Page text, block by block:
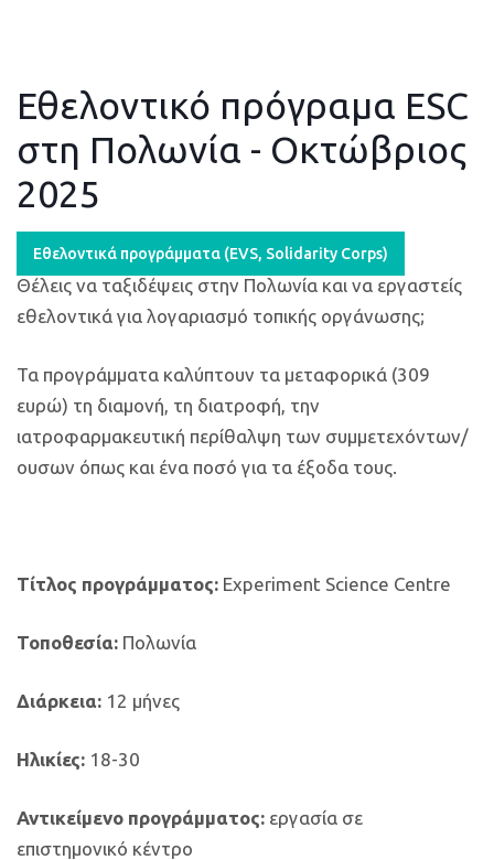
Εθελοντικό πρόγραμα ESC
στη Πολωνία - Οκτώβριος
2025
Εθελοντικά προγράμματα (ΕVS, Solidarity Corps)
Θέλεις να ταξιδέψεις στην Πολωνία και να εργαστείς
εθελοντικά για λογαριασμό τοπικής οργάνωσης;
Τα προγράμματα καλύπτουν τα μεταφορικά (309
ευρώ) τη διαμονή, τη διατροφή, την
ιατροφαρμακευτική περίθαλψη των συμμετεχόντων/
ουσων όπως και ένα ποσό για τα έξοδα τους.
Τίτλος προγράμματος: Experiment Science Centre
Τοποθεσία: Πολωνία
Διάρκεια: 12 μήνες
Ηλικίες: 18-30
Αντικείμενο προγράμματος: εργασία σε
επιστημονικό κέντρο